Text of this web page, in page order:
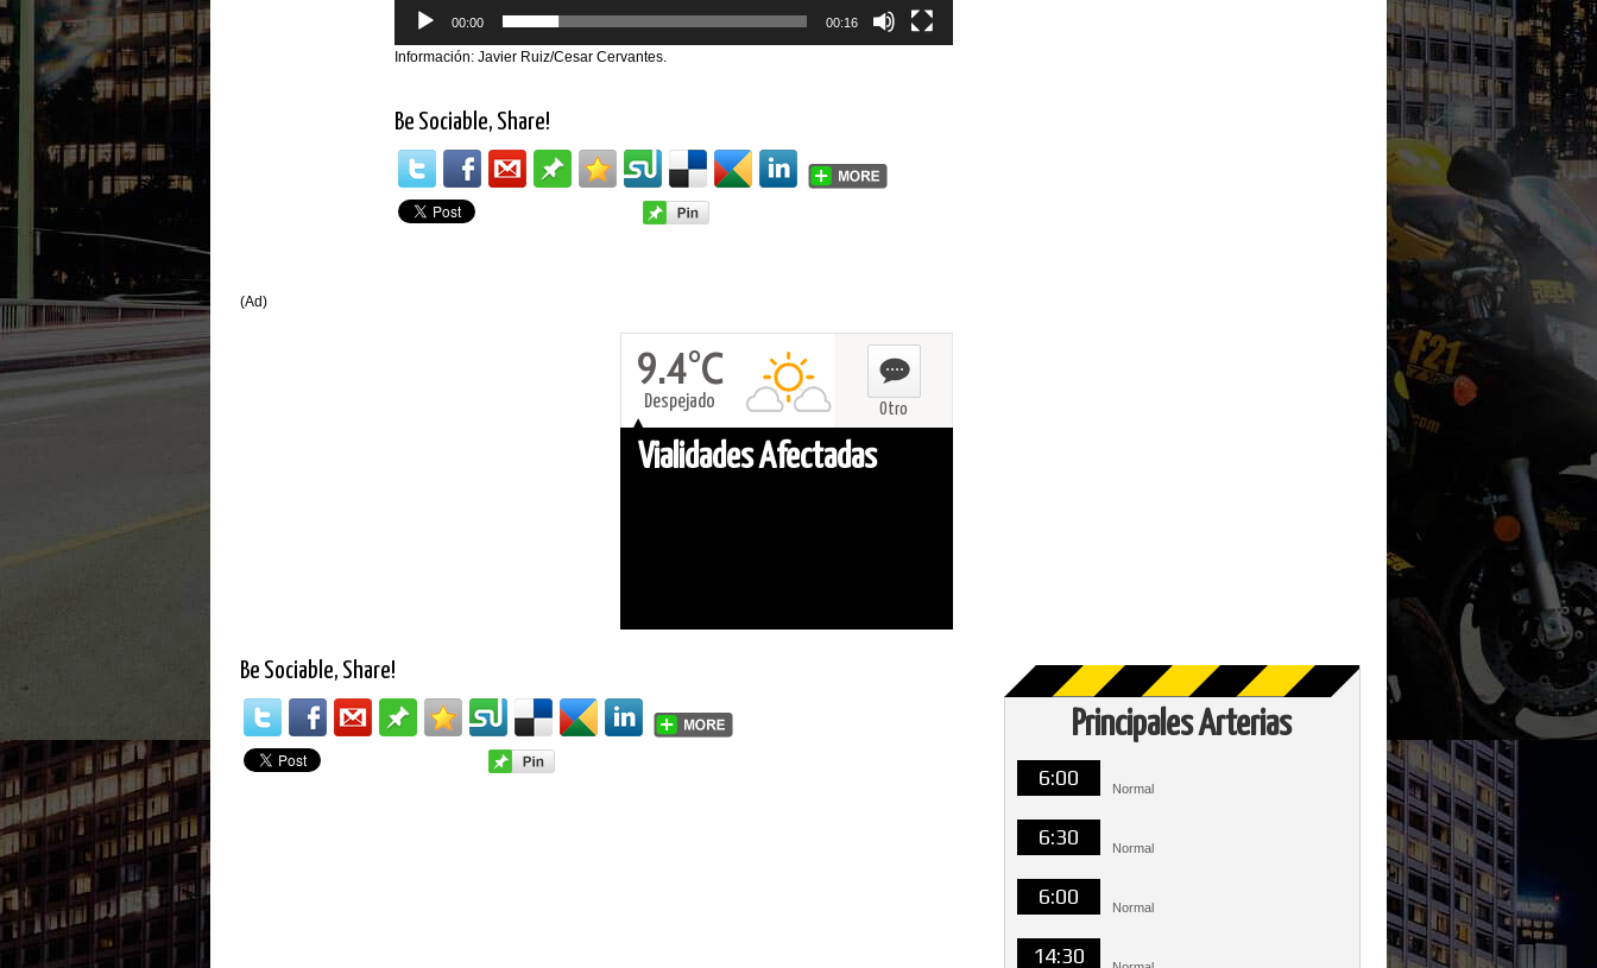
00:00 00:16
Información: Javier Ruiz/Cesar Cervantes.
Be Sociable, Share!
(Ad)
9.4°C
Despejado Otro
Vialidades Afectadas
Be Sociable, Share!
Principales Arterias
6:00 Normal
6:30 Normal
6:00 Normal
14:30